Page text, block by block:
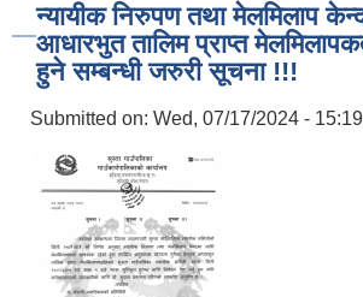
न्यायीक निरुपण तथा मेलमिलाप
आधारभुत तालिम प्राप्त
हुने सम्बन्धी जरुरी सूचना !!!
Submitted on: Wed, 07/17/2024 - 15:19